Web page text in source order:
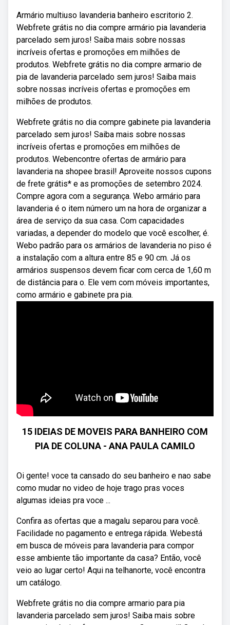
Armário multiuso lavanderia banheiro escritorio 2.
Webfrete grátis no dia compre armário pia lavanderia
parcelado sem juros! Saiba mais sobre nossas
incríveis ofertas e promoções em milhões de
produtos. Webfrete grátis no dia compre armario de
pia de lavanderia parcelado sem juros! Saiba mais
sobre nossas incríveis ofertas e promoções em
milhões de produtos.
Webfrete grátis no dia compre gabinete pia lavanderia
parcelado sem juros! Saiba mais sobre nossas
incríveis ofertas e promoções em milhões de
produtos. Webencontre ofertas de armário para
lavanderia na shopee brasil! Aproveite nossos cupons
de frete grátis* e as promoções de setembro 2024.
Compre agora com a segurança. Webo armário para
lavanderia é o item número um na hora de organizar a
área de serviço da sua casa. Com capacidades
variadas, a depender do modelo que você escolher, é.
Webo padrão para os armários de lavanderia no piso é
a instalação com a altura entre 85 e 90 cm. Já os
armários suspensos devem ficar com cerca de 1,60 m
de distância para o. Ele vem com móveis importantes,
como armário e gabinete pra pia.
15 IDEIAS DE MOVEIS PARA BANHEIRO COM
PIA DE COLUNA - ANA PAULA CAMILO
Oi gente! voce ta cansado do seu banheiro e nao sabe
como mudar no video de hoje trago pras voces
algumas ideias pra voce ...
Confira as ofertas que a magalu separou para você.
Facilidade no pagamento e entrega rápida. Webestá
em busca de móveis para lavanderia para compor
esse ambiente tão importante da casa? Então, você
veio ao lugar certo! Aqui na telhanorte, você encontra
um catálogo.
Webfrete grátis no dia compre armario para pia
lavanderia parcelado sem juros! Saiba mais sobre